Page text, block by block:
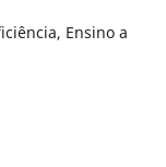
Ensino a